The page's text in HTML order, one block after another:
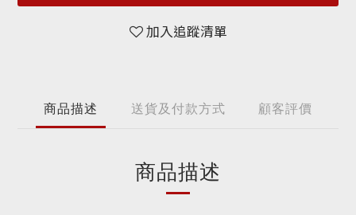
加入追蹤清單
商品描述 送貨及付款方式 顧客評價
商品描述